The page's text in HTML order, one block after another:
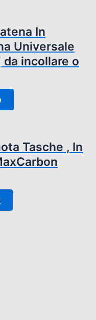
In
Universale
incollare o
Tasche , In